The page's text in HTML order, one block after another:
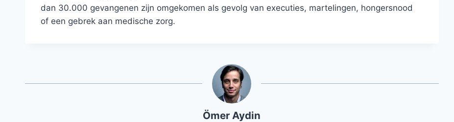
dan 30.000 gevangenen zijn omgekomen als gevolg van executies, martelingen, hongersnood
of een gebrek aan medische zorg.
Ömer Aydin